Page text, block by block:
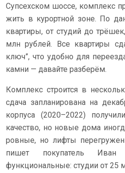
Супсехском шоссе, комплекс
жить в курортной зоне. По
квартиры, от студий до
млн рублей. Все квартиры
ключ”, что удобно для
камни — давайте разберём.
Комплекс строится в
сдача запланирована на
корпуса (2020–2022)
качество, но новые дома
ровные, но лифты
пишет покупатель Иван
функциональные: студии от 25